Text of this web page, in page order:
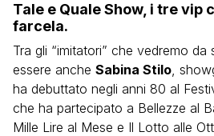
Tale e Quale Show, i tre vip
farcela.
Tra gli “imitatori” che vedremo
essere anche Sabina Stilo,
ha debuttato negli anni 80 al
che ha partecipato a Bellezze al
Mille Lire al Mese e Il Lotto alle